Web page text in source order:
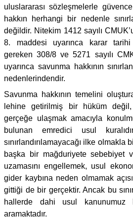
uluslararası sözleşmelerle
hakkın herhangi bir nedenle
değildir. Nitekim 1412 sayılı
8. maddesi uyarınca karar tarihi
gereken 308/8 ve 5271 sayılı
uyarınca savunma hakkının
nedenlerindendir.
Savunma hakkının temelini
lehine getirilmiş bir hüküm
gerçeğe ulaşmak amacıyla
bulunan emredici usul
sınırlandırılamayacağı ilke
başka bir mağduriyete sebebiyet
uzamasını engellemek, usul
gider kaybına neden olmamak
gittiği de bir gerçektir. Ancak bu
hallerde dahi usul kanunumuz
aramaktadır.